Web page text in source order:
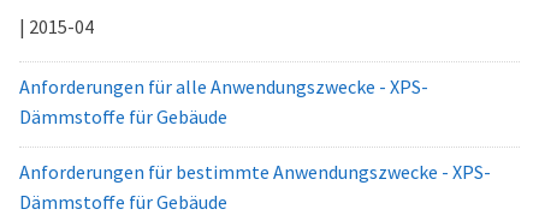
| 2015-04
Anforderungen für alle Anwendungszwecke - XPS-
Dämmstoffe für Gebäude
Anforderungen für bestimmte Anwendungszwecke - XPS-
Dämmstoffe für Gebäude